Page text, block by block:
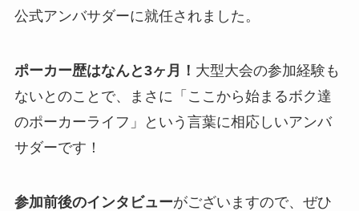
公式アンバサダーに就任されました。
ポーカー歴はなんと3ヶ月！ 大型大会の参加経験も
ないとのことで、まさに「ここから始まるボク達
のポーカーライフ」という言葉に相応しいアンバ
サダーです！
参加前後のインタビューがございますので、ぜひ